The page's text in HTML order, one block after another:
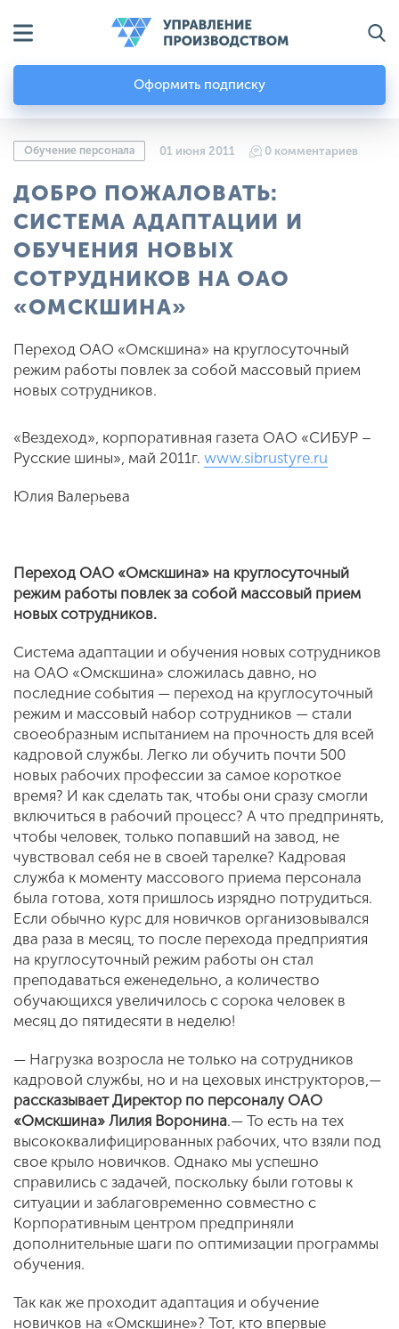
Оформить подписку
Обучение персонала 01 июня 2011 0 комментариев
ДОБРО ПОЖАЛОВАТЬ:
СИСТЕМА АДАПТАЦИИ И
ОБУЧЕНИЯ НОВЫХ
СОТРУДНИКОВ НА ОАО
«ОМСКШИНА»
Переход ОАО «Омскшина» на круглосуточный
режим работы повлек за собой массовый прием
новых сотрудников.
«Вездеход», корпоративная газета ОАО «СИБУР –
Русские шины», май 2011г. www.sibrustyre.ru
Юлия Валерьева
Переход ОАО «Омскшина» на круглосуточный
режим работы повлек за собой массовый прием
новых сотрудников.
Система адаптации и обучения новых сотрудников
на ОАО «Омскшина» сложилась давно, но
последние события — переход на круглосуточный
режим и массовый набор сотрудников — стали
своеобразным испытанием на прочность для всей
кадровой службы. Легко ли обучить почти 500
новых рабочих профессии за самое короткое
время? И как сделать так, чтобы они сразу смогли
включиться в рабочий процесс? А что предпринять,
чтобы человек, только попавший на завод, не
чувствовал себя не в своей тарелке? Кадровая
служба к моменту массового приема персонала
была готова, хотя пришлось изрядно потрудиться.
Если обычно курс для новичков организовывался
два раза в месяц, то после перехода предприятия
на круглосуточный режим работы он стал
преподаваться еженедельно, а количество
обучающихся увеличилось с сорока человек в
месяц до пятидесяти в неделю!
— Нагрузка возросла не только на сотрудников
кадровой службы, но и на цеховых инструкторов,—
рассказывает Директор по персоналу ОАО
«Омскшина» Лилия Воронина.— То есть на тех
высококвалифицированных рабочих, что взяли под
свое крыло новичков. Однако мы успешно
справились с задачей, поскольку были готовы к
ситуации и заблаговременно совместно с
Корпоративным центром предприняли
дополнительные шаги по оптимизации программы
обучения.
Так как же проходит адаптация и обучение
новичков на «Омскшине»? Тот, кто впервые